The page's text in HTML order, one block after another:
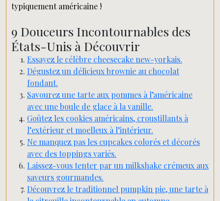
typiquement américaine !
9 Douceurs Incontournables des
États-Unis à Découvrir
Essayez le célèbre cheesecake new-yorkais.
Dégustez un délicieux brownie au chocolat
fondant.
Savourez une tarte aux pommes à l’américaine
avec une boule de glace à la vanille.
Goûtez les cookies américains, croustillants à
l’extérieur et moelleux à l’intérieur.
Ne manquez pas les cupcakes colorés et décorés
avec des toppings variés.
Laissez-vous tenter par un milkshake crémeux aux
saveurs gourmandes.
Découvrez le traditionnel pumpkin pie, une tarte à